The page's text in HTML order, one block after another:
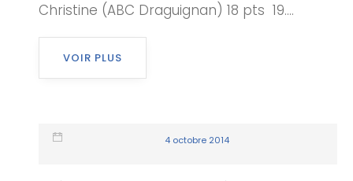
Christine (ABC Draguignan) 18 pts 19....
VOIR PLUS
4 octobre 2014